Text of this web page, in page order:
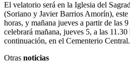
El velatorio será en la Iglesia del
(Soriano y Javier Barrios Amorín),
horas, y mañana jueves a partir de las
celebrará mañana, jueves 5, a las
continuación, en el Cementerio Central.
Otras noticias